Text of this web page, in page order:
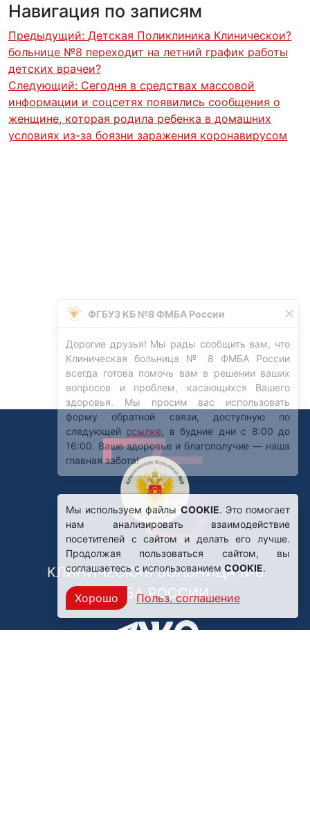
Навигация по записям
Предыдущий: Детская Поликлиника Клиническои?
больнице №8 переходит на летний график работы
детских врачеи?
Следующий: Сегодня в средствах массовой
информации и соцсетях появились сообщения о
женщине, которая родила ребенка в домашних
условиях из-за боязни заражения коронавирусом
КЛИНИЧЕСКАЯ БОЛЬНИЦА №8
ФМБА РОССИИ
Мы используем файлы COOKIE. Это помогает
нам анализировать взаимодействие
посетителей с сайтом и делать его лучше.
Продолжая пользоваться сайтом, вы
соглашаетесь с использованиемCOOKIE.
Хорошо Польз. соглашение